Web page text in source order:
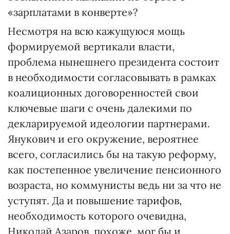
«зарплатами в конверте»?
Несмотря на всю кажущуюся мощь
формируемой вертикали власти,
проблема нынешнего президента состоит
в необходимости согласовывать в рамках
коалиционных договоренностей свои
ключевые шаги с очень далекими по
декларируемой идеологии партнерами.
Янукович и его окружение, вероятнее
всего, согласились бы на такую реформу,
как постепенное увеличение пенсионного
возраста, но коммунисты ведь ни за что не
уступят. Да и повышение тарифов,
необходимость которого очевидна,
Николай Азаров, похоже, мог бы и